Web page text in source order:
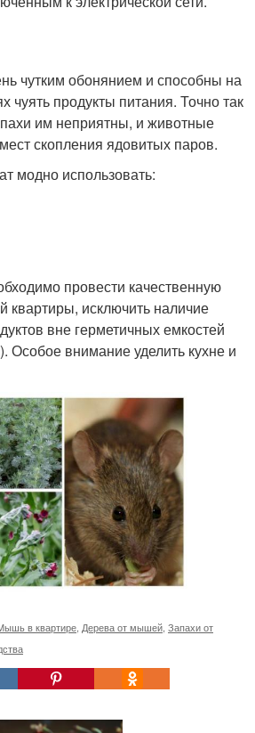
чутким обонянием и способны на
чуять продукты питания. Точно так
им неприятны, и животные
скопления ядовитых паров.
модно использовать:
провести качественную
квартиры, исключить наличие
вне герметичных емкостей
Особое внимание уделить кухне и
в квартире Дерева от мышей Запахи от